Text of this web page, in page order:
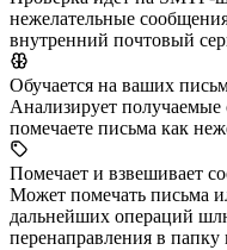
нежелательные
внутренний почтовый
Обучается на ваших
Анализирует получаемые
помечаете письма как
Помечает и взвешивает
Может помечать письма
дальнейших операций
перенаправления в